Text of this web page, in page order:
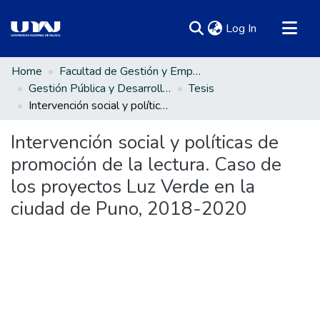
Log In (current)
Communities & Collections
All of DSpace
Statistics
Home
Facultad de Gestión y Emprendimiento Empresarial
Gestión Pública y Desarrollo Social
Tesis
Intervención social y políticas de promoción de la lectura. Caso de los proyectos Luz Verde en la ciudad de Puno, 2018-2020
Intervención social y políticas de
promoción de la lectura. Caso de
los proyectos Luz Verde en la
ciudad de Puno, 2018-2020